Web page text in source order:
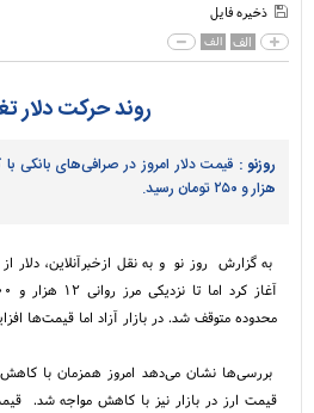
ذخیره فایل
الف الف
روند حرکت دلار
روزنو :
هزار و ۲۵۰ تومان رسید.
به گزارش روز نو و به نقل ازخبرآنلاین، دلار
محدوده متوقف شد. در بازار آزاد اما قیمت‌ها
بررسی‌ها نشان می‌دهد امروز همزمان با
قیمت ارز در بازار نیز با کاهش مواجه شد.